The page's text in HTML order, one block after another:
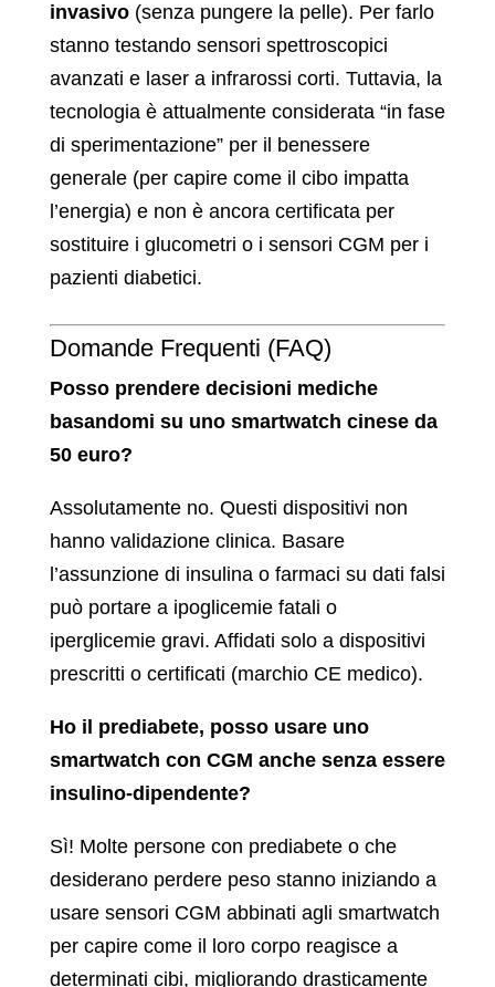
invasivo(senza pungere la pelle). Per farlo
stanno testando sensori spettroscopici
avanzati e laser a infrarossi corti. Tuttavia, la
tecnologia è attualmente considerata “in fase
di sperimentazione” per il benessere
generale (per capire come il cibo impatta
l’energia) e non è ancora certificata per
sostituire i glucometri o i sensori CGM per i
pazienti diabetici.
Domande Frequenti (FAQ)
Posso prendere decisioni mediche
basandomi su uno smartwatch cinese da
50 euro?
Assolutamente no. Questi dispositivi non
hanno validazione clinica. Basare
l’assunzione di insulina o farmaci su dati falsi
può portare a ipoglicemie fatali o
iperglicemie gravi. Affidati solo a dispositivi
prescritti o certificati (marchio CE medico).
Ho il prediabete, posso usare uno
smartwatch con CGM anche senza essere
insulino-dipendente?
Sì! Molte persone con prediabete o che
desiderano perdere peso stanno iniziando a
usare sensori CGM abbinati agli smartwatch
per capire come il loro corpo reagisce a
determinati cibi, migliorando drasticamente